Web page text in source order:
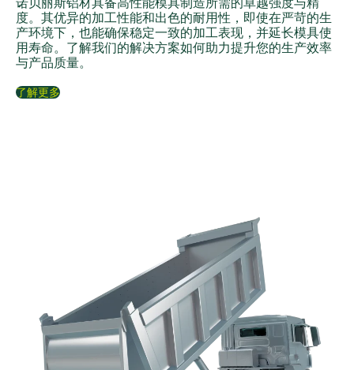
度。其优异的加工性能和出色的耐用性，即使在严苛的生
产环境下，也能确保稳定一致的加工表现，并延长模具使
用寿命。了解我们的解决方案如何助力提升您的生产效率
与产品质量。
了解更多